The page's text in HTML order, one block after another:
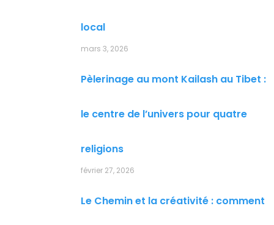
local
mars 3, 2026
Pèlerinage au mont Kailash au Tibet :
le centre de l’univers pour quatre
religions
février 27, 2026
Le Chemin et la créativité : comment